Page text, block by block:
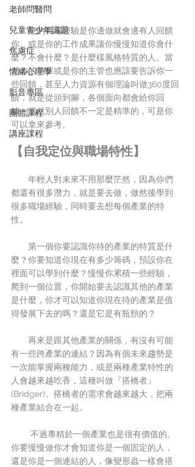
老師問醫問
兒童青少年議題
焦慮症
情緒心理學
影音專區
團體課程
講座課程
好的職場經驗是你邊做就會邊有人回饋
你。或是你的工作成果讓你慢慢知道你會什
麼？不會什麼？是什麼樣風格特質的人。當
然你的前輩或是你的主管也應該要告訴你一
些回饋，甚至人力資源有個理論叫做360度回
饋，就是從頭到腳，各個面向都會給你回
饋。當然別人回饋不一定是精準的，可是你
可以拿來參考。
【自我定位與職場特性】
年輕人對未來不用那麼茫然，因為你們
都還有很多潛力，就是要去做，做然後學到
很多職場經驗，同時要去想每個產業的特
性。
第一個你要認識你待的產業的特質是什
麼？你要知道你現在有多少籌碼，預設你在
裡面可以學到什麼？慢慢你累積一些經驗，
爬到一個位置，你開始要去認識其他的產業
是什麼，你才可以知道你現在待的產業是值
得發展下去的嗎？還是它是有瓶頸的？
再來是跟其他產業的關係，有沒有可能
有一些跨產業的連結？因為有個未來趨勢是
一次能掌握兩種能力，或是兩種產業特性的
人會越來越吃香，這種叫做『搭橋者』
(Bridger)。搭橋者的需求會越來越大，把兩
種產業結合在一起。
不過專精於一個產業也是很有價值的。
你要慢慢做你才會知道你是一個固定的人，
還是你是一個連結的人，像變形蟲一樣會搭